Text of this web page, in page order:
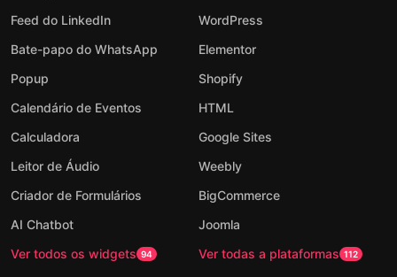
Feed do LinkedIn
Bate-papo do WhatsApp
Popup
Calendário de Eventos
Calculadora
Leitor de Áudio
Criador de Formulários
AI Chatbot
Ver todos os widgets 94
WordPress
Elementor
Shopify
HTML
Google Sites
Weebly
BigCommerce
Joomla
Ver todas a plataformas 112